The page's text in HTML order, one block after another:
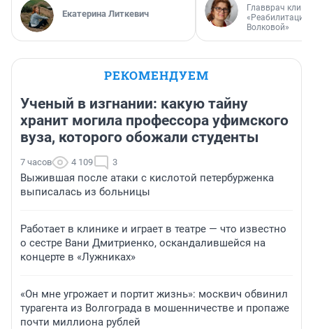
Екатерина Литкевич
Главврач
«Реабилитация
Волковой»
РЕКОМЕНДУЕМ
Ученый в изгнании: какую тайну
хранит могила профессора уфимского
вуза, которого обожали студенты
7 часов 4 109 3
Выжившая после атаки с кислотой петербурженка
выписалась из больницы
Работает в клинике и играет в театре — что известно
о сестре Вани Дмитриенко, оскандалившейся на
концерте в «Лужниках»
«Он мне угрожает и портит жизнь»: москвич обвинил
турагента из Волгограда в мошенничестве и пропаже
почти миллиона рублей